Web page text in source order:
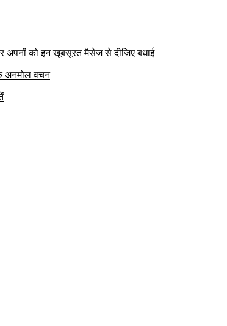
अपनों को इन खूबसूरत मैसेज से दीजिए बधाई
अनमोल वचन